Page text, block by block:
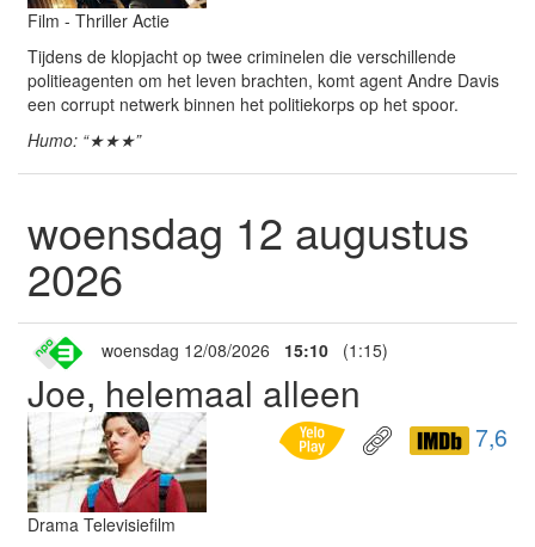
Film - Thriller Actie
Tijdens de klopjacht op twee criminelen die verschillende
politieagenten om het leven brachten, komt agent Andre Davis
een corrupt netwerk binnen het politiekorps op het spoor.
Humo: “★★★”
woensdag 12 augustus
2026
woensdag 12/08/2026 15:10 (1:15)
Joe, helemaal alleen
7,6
Drama Televisiefilm